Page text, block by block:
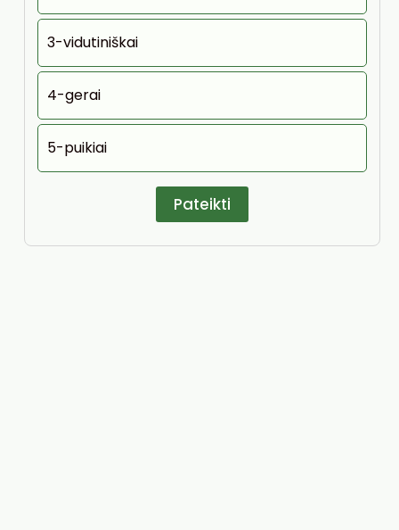
3-vidutiniškai
4-gerai
5-puikiai